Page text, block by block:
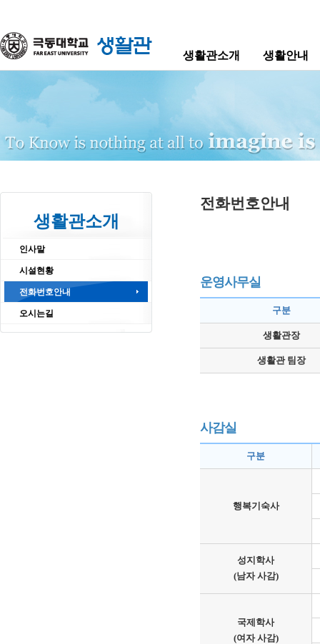
생활관소개 생활안내
생활관소개
인사말
시설현황
전화번호안내
오시는길
전화번호안내
운영사무실
구분
생활관장
생활관 팀장
사감실
구분
행복기숙사
성지학사
(남자 사감)
국제학사
(여자 사감)